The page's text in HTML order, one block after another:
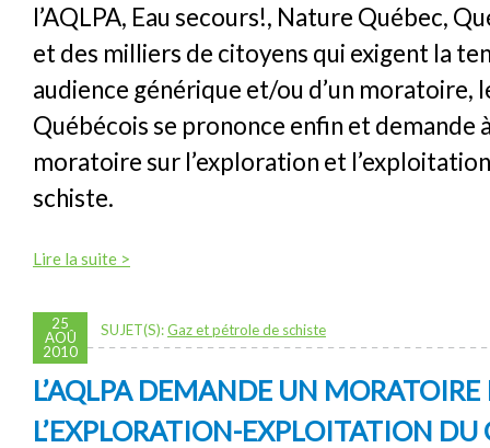
l’AQLPA, Eau secours!, Nature Québec,
et des milliers de citoyens qui exigent la
audience générique et/ou d’un moratoire,
Québécois se prononce enfin et demande
moratoire sur l’exploration et
schiste.
Lire la suite >
25
AOÛ
2010
SUJET(S):Gaz et pétrole de schiste
L’AQLPA DEMANDE UN
L’EXPLORATION-EXPLOITATION DU